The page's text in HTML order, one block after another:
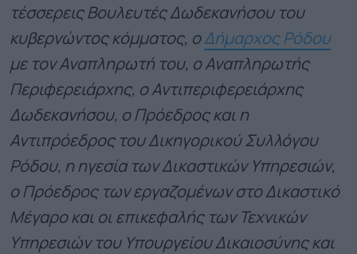
τέσσερεις Βουλευτές Δωδεκανήσου του
κυβερνώντος κόμματος, οΔήμαρχος Ρόδου
με τον Αναπληρωτή του, ο Αναπληρωτής
Περιφερειάρχης, ο Αντιπεριφερειάρχης
Δωδεκανήσου, ο Πρόεδρος και η
Αντιπρόεδρος του Δικηγορικού Συλλόγου
Ρόδου, η ηγεσία των Δικαστικών Υπηρεσιών,
ο Πρόεδρος των εργαζομένων στο Δικαστικό
Μέγαρο και οι επικεφαλής των Τεχνικών
Υπηρεσιών του Υπουργείου Δικαιοσύνης και